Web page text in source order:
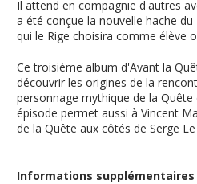
Il attend en compagnie d'autres
a été conçue la nouvelle hache
qui le Rige choisira comme élève
Ce troisième album d'Avant la
découvrir les origines de la
personnage mythique de la
épisode permet aussi à Vincent
de la Quête aux côtés de Serge
Informations supplémentaires